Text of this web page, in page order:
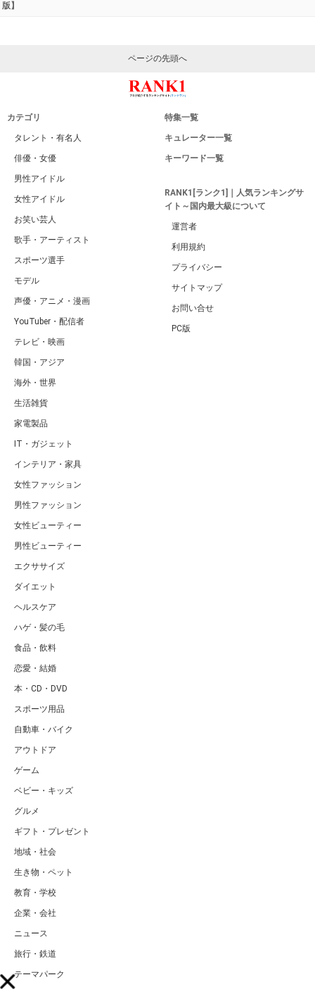
版】
ページの先頭へ
カテゴリ
タレント・有名人
俳優・女優
男性アイドル
女性アイドル
お笑い芸人
歌手・アーティスト
スポーツ選手
モデル
声優・アニメ・漫画
YouTuber・配信者
テレビ・映画
韓国・アジア
海外・世界
生活雑貨
家電製品
IT・ガジェット
インテリア・家具
女性ファッション
男性ファッション
女性ビューティー
男性ビューティー
エクササイズ
ダイエット
ヘルスケア
ハゲ・髪の毛
食品・飲料
恋愛・結婚
本・CD・DVD
スポーツ用品
自動車・バイク
アウトドア
ゲーム
ベビー・キッズ
グルメ
ギフト・プレゼント
地域・社会
生き物・ペット
教育・学校
企業・会社
ニュース
旅行・鉄道
テーマパーク
特集一覧
キュレーター一覧
キーワード一覧
RANK1[ランク1]｜人気ランキングサ
イト～国内最大級について
運営者
利用規約
プライバシー
サイトマップ
お問い合せ
PC版